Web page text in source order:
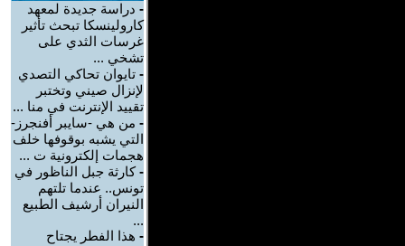
- دراسة جديدة لمعهد
كارولينسكا تبحث تأثير
غرسات الثدي على
تشخي ...
- تايوان تحاكي التصدي
لإنزال صيني وتختبر
تقييد الإنترنت في منا ...
- من هي -سايبر أفنجرز-
التي يشبه بوقوفها خلف
هجمات إلكترونية ت ...
-كارثة جبل الناظور في
تونس.. عندما تلتهم
النيران أرشيف الطبيع
...
- هذا الفطر يجتاح